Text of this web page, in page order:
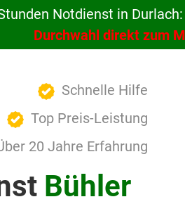
Notdienst in Durlach:
Durchwahl direkt zum
Schnelle Hilfe
Top Preis-Leistung
20 Jahre Erfahrung
Bühler